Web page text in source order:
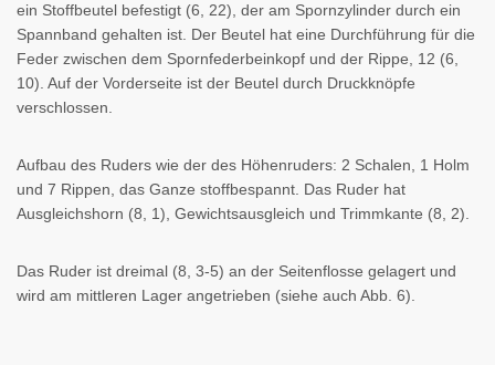
ein Stoffbeutel befestigt (6, 22), der am Spornzylinder durch ein
Spannband gehalten ist. Der Beutel hat eine Durchführung für die
Feder zwischen dem Spornfederbeinkopf und der Rippe, 12 (6,
10). Auf der Vorderseite ist der Beutel durch Druckknöpfe
verschlossen.
Aufbau des Ruders wie der des Höhenruders: 2 Schalen, 1 Holm
und 7 Rippen, das Ganze stoffbespannt. Das Ruder hat
Ausgleichshorn (8, 1), Gewichtsausgleich und Trimmkante (8, 2).
Das Ruder ist dreimal (8, 3-5) an der Seitenflosse gelagert und
wird am mittleren Lager angetrieben (siehe auch Abb. 6).